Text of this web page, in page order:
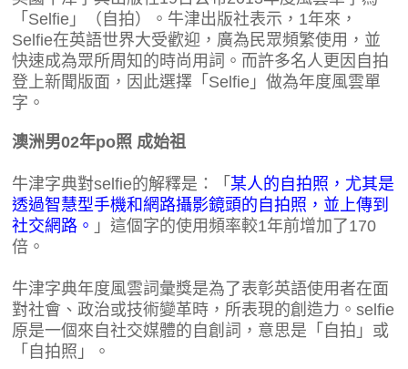
「Selfie」（自拍）。牛津出版社表示，1年來，
Selfie在英語世界大受歡迎，廣為民眾頻繁使用，並
快速成為眾所周知的時尚用詞。而許多名人更因自拍
登上新聞版面，因此選擇「Selfie」做為年度風雲單
字。
澳洲男02年po照 成始祖
牛津字典對selfie的解釋是：「 某人的自拍照，尤其是
透過智慧型手機和網路攝影鏡頭的自拍照，並上傳到
社交網路 。 」這個字的使用頻率較1年前增加了170
倍。
牛津字典年度風雲詞彙獎是為了表彰英語使用者在面
對社會、政治或技術變革時，所表現的創造力。selfie
原是一個來自社交媒體的自創詞，意思是「自拍」或
「自拍照」。